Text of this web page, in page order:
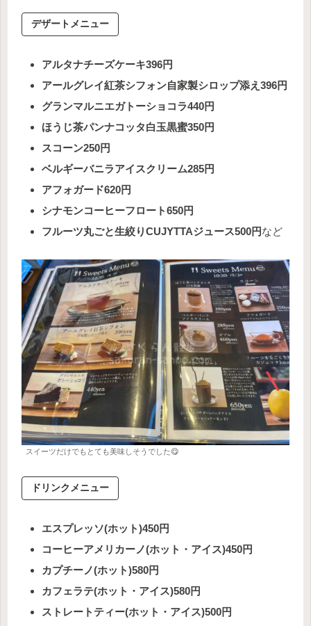
デザートメニュー
アルタナチーズケーキ396円
アールグレイ紅茶シフォン自家製シロップ添え396円
グランマルニエガトーショコラ440円
ほうじ茶パンナコッタ白玉黒蜜350円
スコーン250円
ベルギーバニラアイスクリーム285円
アフォガード620円
シナモンコーヒーフロート650円
フルーツ丸ごと生絞りCUJYTTAジュース500円など
スイーツだけでもとても美味しそうでした😋
ドリンクメニュー
エスプレッソ(ホット)450円
コーヒーアメリカーノ(ホット・アイス)450円
カプチーノ(ホット)580円
カフェラテ(ホット・アイス)580円
ストレートティー(ホット・アイス)500円